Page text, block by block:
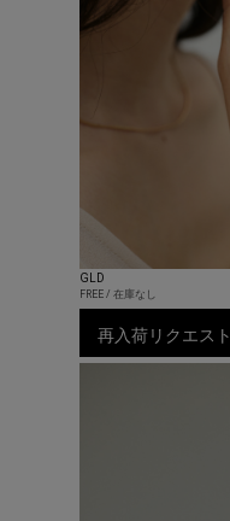
GLD
FREE / 在庫なし
再入荷リクエスト